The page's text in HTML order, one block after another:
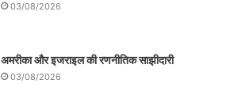
03/08/2026
अमरीका और इजराइल की रणनीतिक साझीदारी
03/08/2026